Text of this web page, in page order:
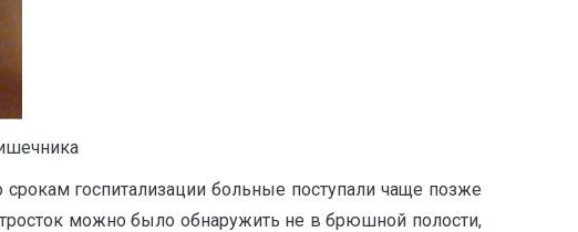
госпитализации больные поступали чаще позже
можно было обнаружить не в брюшной полости,